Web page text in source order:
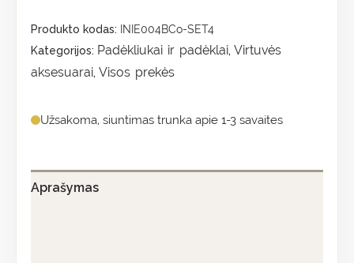
Produkto kodas:
INIE004BCo-SET4
Kategorijos: Padėkliukai ir padėklai, Virtuvės
aksesuarai, Visos prekės
Užsakoma, siuntimas trunka apie 1-3 savaites
Aprašymas